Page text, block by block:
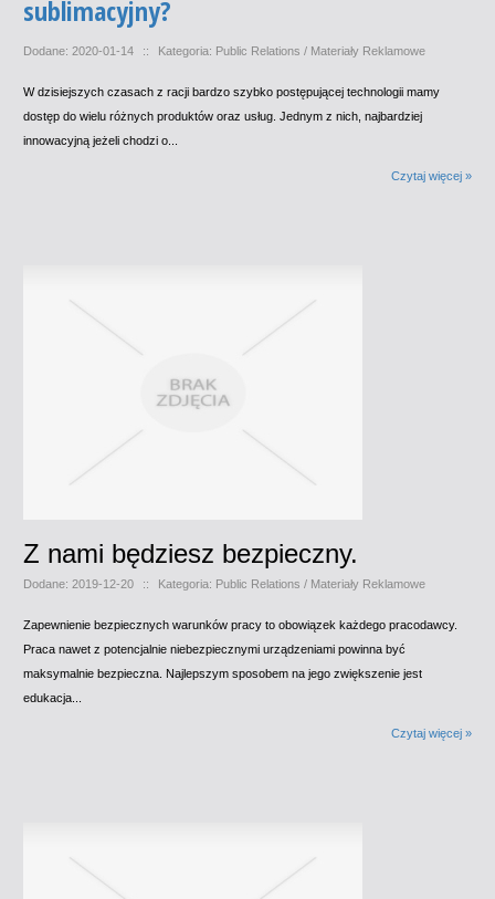
sublimacyjny?
Dodane: 2020-01-14 :: Kategoria: Public Relations / Materiały Reklamowe
W dzisiejszych czasach z racji bardzo szybko postępującej technologii mamy
dostęp do wielu różnych produktów oraz usług. Jednym z nich, najbardziej
innowacyjną jeżeli chodzi o...
Czytaj więcej »
Z nami będziesz bezpieczny.
Dodane: 2019-12-20 :: Kategoria: Public Relations / Materiały Reklamowe
Zapewnienie bezpiecznych warunków pracy to obowiązek każdego pracodawcy.
Praca nawet z potencjalnie niebezpiecznymi urządzeniami powinna być
maksymalnie bezpieczna. Najlepszym sposobem na jego zwiększenie jest
edukacja...
Czytaj więcej »